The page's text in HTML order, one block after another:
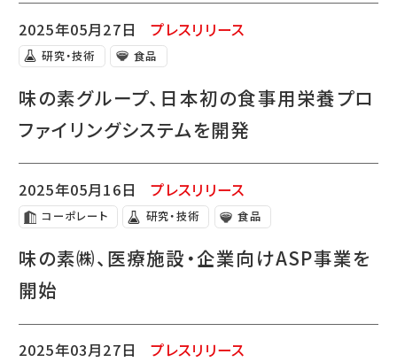
2025年05月27日 プレスリリース
研究・技術 食品
味の素グループ、日本初の食事用栄養プロ
ファイリングシステムを開発
2025年05月16日 プレスリリース
コーポレート 研究・技術 食品
味の素㈱、医療施設・企業向けASP事業を
開始
2025年03月27日 プレスリリース